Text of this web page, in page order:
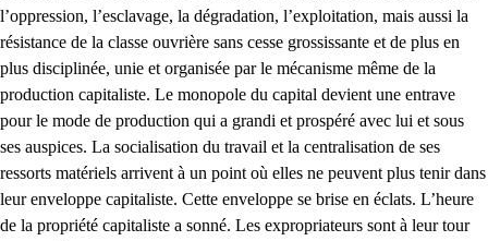
l’oppression, l’esclavage, la dégradation, l’exploitation, mais aussi la
résistance de la classe ouvrière sans cesse grossissante et de plus en
plus disciplinée, unie et organisée par le mécanisme même de la
production capitaliste. Le monopole du capital devient une entrave
pour le mode de production qui a grandi et prospéré avec lui et sous
ses auspices. La socialisation du travail et la centralisation de ses
ressorts matériels arrivent à un point où elles ne peuvent plus tenir dans
leur enveloppe capitaliste. Cette enveloppe se brise en éclats. L’heure
de la propriété capitaliste a sonné. Les expropriateurs sont à leur tour